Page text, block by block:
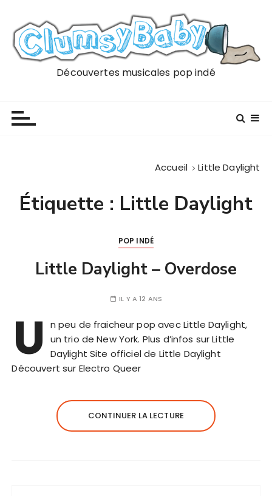
Découvertes musicales pop indé
Accueil Little Daylight
Étiquette : Little Daylight
POP INDÉ
Little Daylight – Overdose
IL Y A 12 ANS
U
n peu de fraicheur pop avec Little Daylight,
un trio de New York. Plus d’infos sur Little
Daylight Site officiel de Little Daylight
Découvert sur Electro Queer
CONTINUER LA LECTURE